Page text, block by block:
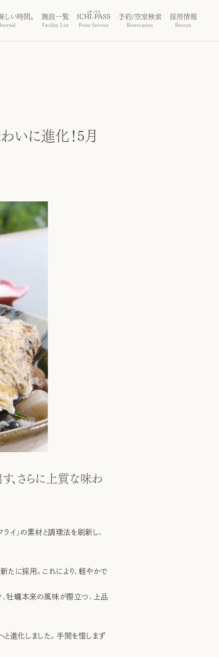
しい時間。 施設一覧
Facility List
ICHI-PASS
Point Service
予約/空室検索
Reservation
採用情報
Recruit
いに進化！5月
さらに上質な味わ
イ」の素材と調理法を刷新し、
たに採用。これにより、軽やかで
、牡蠣本来の風味が際立つ、上品
進化しました。手間を惜しまず